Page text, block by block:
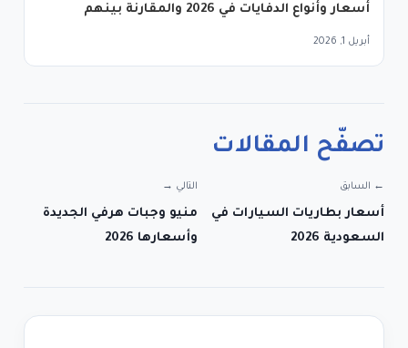
أسعار وأنواع الدفايات في 2026 والمقارنة بينهم
أبريل 1, 2026
تصفّح المقالات
← السابق
أسعار بطاريات السيارات في
السعودية 2026
التالي →
منيو وجبات هرفي الجديدة
وأسعارها 2026